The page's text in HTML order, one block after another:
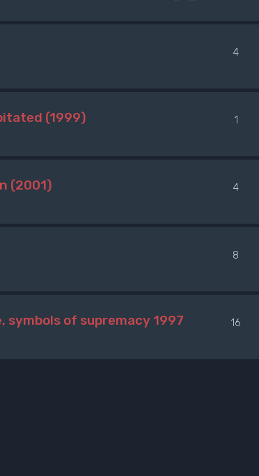
4
(1999) 1
(2001) 4
8
symbols of supremacy 1997 16